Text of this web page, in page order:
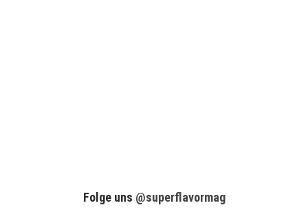
Folge uns @superflavormag